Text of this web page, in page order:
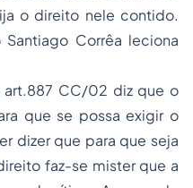
o direito nele contido.
Corrêa leciona
CC/02 diz que o
que se possa exigir o
dizer que para que seja
faz-se mister que a